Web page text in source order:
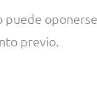
puede
previo.